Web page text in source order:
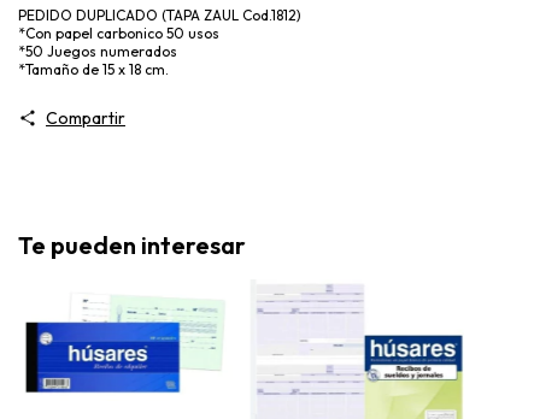
PEDIDO DUPLICADO (TAPA ZAUL Cod.1812)
*Con papel carbonico 50 usos
*50 Juegos numerados
*Tamaño de 15 x 18 cm.
Compartir
Te pueden interesar